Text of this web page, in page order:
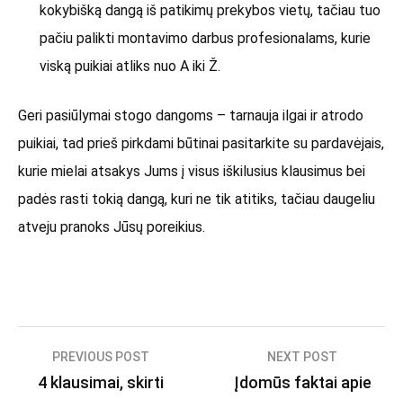
kokybišką dangą iš patikimų prekybos vietų, tačiau tuo
pačiu palikti montavimo darbus profesionalams, kurie
viską puikiai atliks nuo A iki Ž.
Geri pasiūlymai stogo dangoms – tarnauja ilgai ir atrodo
puikiai, tad prieš pirkdami būtinai pasitarkite su pardavėjais,
kurie mielai atsakys Jums į visus iškilusius klausimus bei
padės rasti tokią dangą, kuri ne tik atitiks, tačiau daugeliu
atveju pranoks Jūsų poreikius.
Navigacija
tarp
PREVIOUS POST
4 klausimai, skirti
NEXT POST
Įdomūs faktai apie